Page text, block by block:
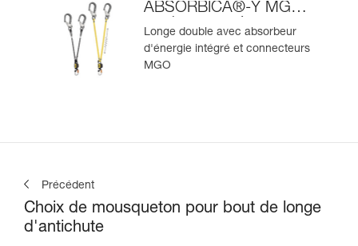
ABSORBICA®-Y MGO
version européenne
Longe double avec absorbeur
d'énergie intégré et connecteurs
MGO
Précédent
Choix de mousqueton pour bout de longe
d'antichute